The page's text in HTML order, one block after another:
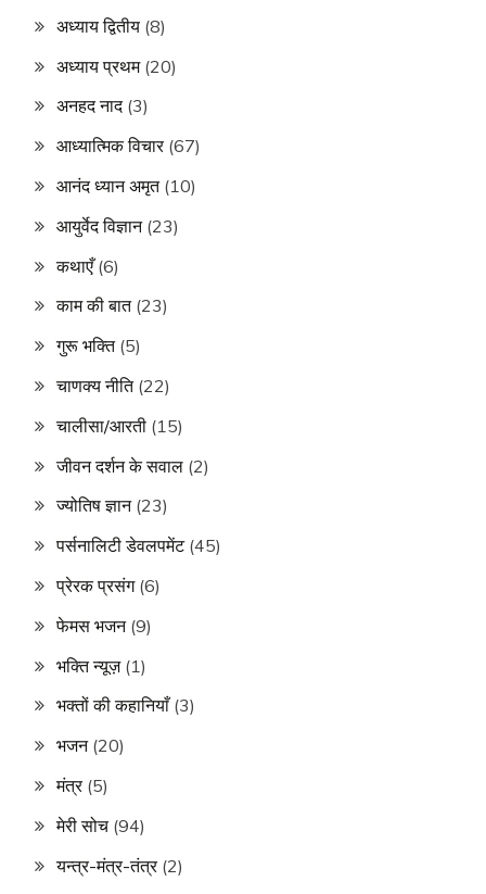
अध्याय द्वितीय (8)
अध्याय प्रथम(20)
अनहद नाद(3)
आध्यात्मिक विचार(67)
आनंद ध्यान अमृत(10)
आयुर्वेद विज्ञान(23)
कथाएँ(6)
काम की बात(23)
गुरू भक्ति(5)
चाणक्य नीति(22)
चालीसा/आरती (15)
जीवन दर्शन के सवाल (2)
ज्योतिष ज्ञान(23)
पर्सनालिटी डेवलपमेंट(45)
प्रेरक प्रसंग(6)
फेमस भजन(9)
भक्ति न्यूज़(1)
भक्तों की कहानियाँ(3)
भजन(20)
मंत्र(5)
मेरी सोच (94)
यन्त्र-मंत्र-तंत्र(2)